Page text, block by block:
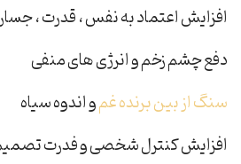
افزایش اعتماد به نفس ، قدرت ،
دفع چشم زخم و انرژی های منفی
سنگ از بین برنده غمو اندوه سیاه
افزایش کنترل شخصی و فدرت